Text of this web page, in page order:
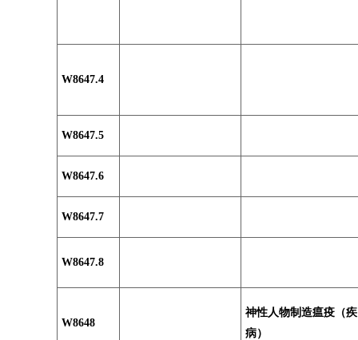
W8647.4
W8647.5
W8647.6
W8647.7
W8647.8
W8648
神性人物制造瘟疫（疾
病）